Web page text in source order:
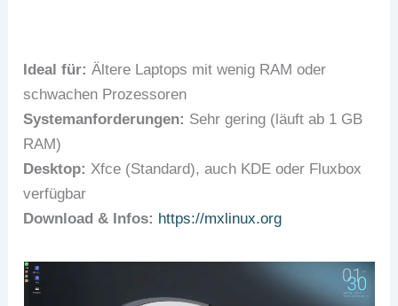
Ideal für: Ältere Laptops mit wenig RAM oder
schwachen Prozessoren
Systemanforderungen: Sehr gering (läuft ab 1 GB
RAM)
Desktop: Xfce (Standard), auch KDE oder Fluxbox
verfügbar
Download & Infos: https://mxlinux.org